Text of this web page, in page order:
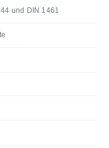
und DIN 1461